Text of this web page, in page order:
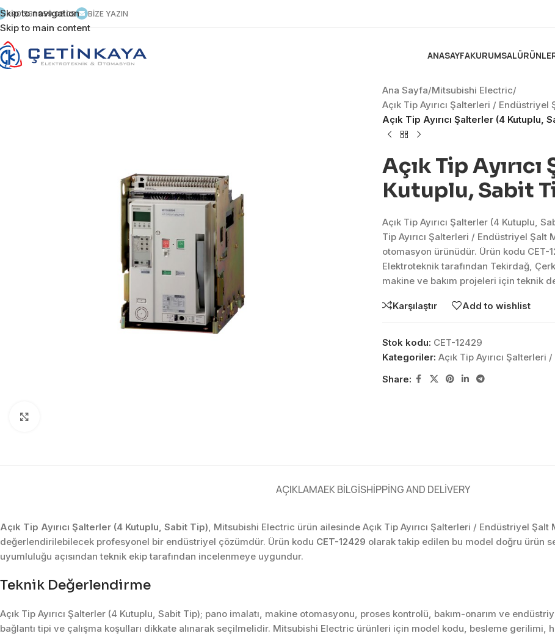
Skip to navigation
Skip to main content
+90 531 959 02 09 BİZE YAZIN
ANASAYFAKURUMSAL
Ana Sayfa/Mitsubishi Electric/
Açık Tip Ayırıcı Şalterleri /
Açık Tip Ayırıcı Şalterler (4 Kutuplu,
Açık Tip
Kutuplu, Sabit
Açık Tip Ayırıcı Şalterler (4 Kutuplu,
Tip Ayırıcı Şalterleri / Endüstriyel
otomasyon ürünüdür. Ürün kodu CET-
Elektroteknik tarafından Tekirdağ,
makine ve bakım projeleri için teknik
Karşılaştır Add to wishlist
Stok kodu: CET-12429
Kategoriler: Açık Tip Ayırıcı
Share:
AÇIKLAMAEK BILGISHIPPING AND DELIVERY
Açık Tip Ayırıcı Şalterler (4 Kutuplu, Sabit Tip), Mitsubishi Electric ürün ailesinde Açık Tip Ayırıcı Şalterleri / Endüstriyel Şalt
değerlendirilebilecek profesyonel bir endüstriyel çözümdür. Ürün kodu CET-12429 olarak takip edilen bu model doğru ürün
uyumluluğu açısından teknik ekip tarafından incelenmeye uygundur.
Teknik Değerlendirme
Açık Tip Ayırıcı Şalterler (4 Kutuplu, Sabit Tip); pano imalatı, makine otomasyonu, proses kontrolü, bakım-onarım ve
bağlantı tipi ve çalışma koşulları dikkate alınarak seçilmelidir. Mitsubishi Electric ürünleri için model kodu, besleme gerilimi,